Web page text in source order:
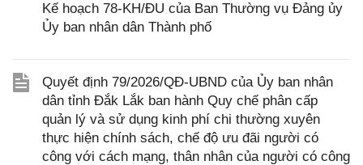
Kế hoạch 78-KH/ĐU của Ban Thường vụ Đảng ủy
Ủy ban nhân dân Thành phố
Quyết định 79/2026/QĐ-UBND của Ủy ban nhân
dân tỉnh Đắk Lắk ban hành Quy chế phân cấp
quản lý và sử dụng kinh phí chi thường xuyên
thực hiện chính sách, chế độ ưu đãi người có
công với cách mạng, thân nhân của người có công